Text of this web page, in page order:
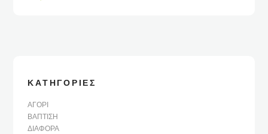
ΚΑΤΗΓΟΡΊΕΣ
ΑΓΌΡΙ
ΒΆΠΤΙΣΗ
ΔΙΆΦΟΡΑ